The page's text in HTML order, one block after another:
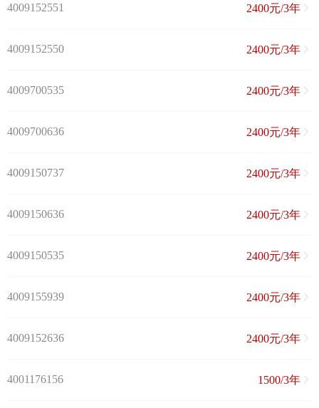
4009152551 2400元/3年
4009152550 2400元/3年
4009700535 2400元/3年
4009700636 2400元/3年
4009150737 2400元/3年
4009150636 2400元/3年
4009150535 2400元/3年
4009155939 2400元/3年
4009152636 2400元/3年
4001176156 1500/3年